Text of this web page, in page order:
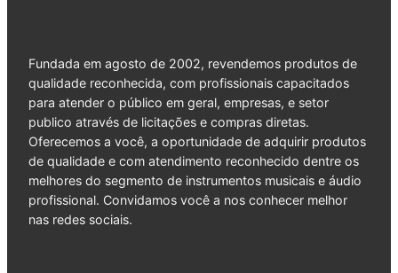
Fundada em agosto de 2002, revendemos produtos de
qualidade reconhecida, com profissionais capacitados
para atender o público em geral, empresas, e setor
publico através de licitações e compras diretas.
Oferecemos a você, a oportunidade de adquirir produtos
de qualidade e com atendimento reconhecido dentre os
melhores do segmento de instrumentos musicais e áudio
profissional. Convidamos você a nos conhecer melhor
nas redes sociais.